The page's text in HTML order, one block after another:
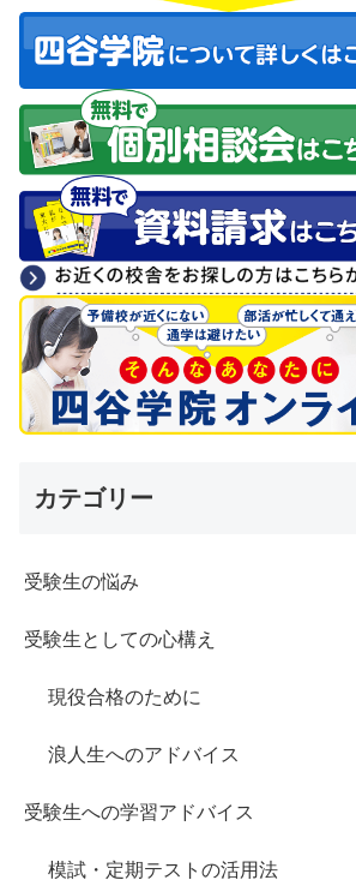
カテゴリー
受験生の悩み
受験生としての心構え
現役合格のために
浪人生へのアドバイス
受験生への学習アドバイス
模試・定期テストの活用法